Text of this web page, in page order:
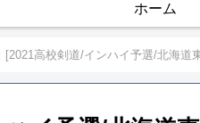
ホーム
[2021高校剣道/インハイ予選/北海道